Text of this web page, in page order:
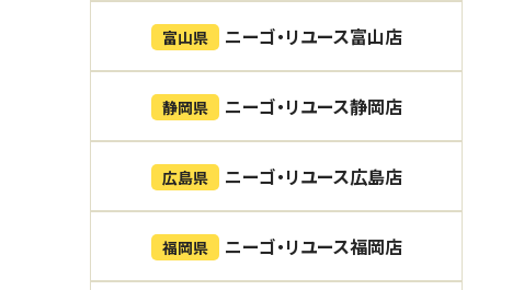
富山県 ニーゴ・リユース富山店
静岡県 ニーゴ・リユース静岡店
広島県 ニーゴ・リユース広島店
福岡県 ニーゴ・リユース福岡店